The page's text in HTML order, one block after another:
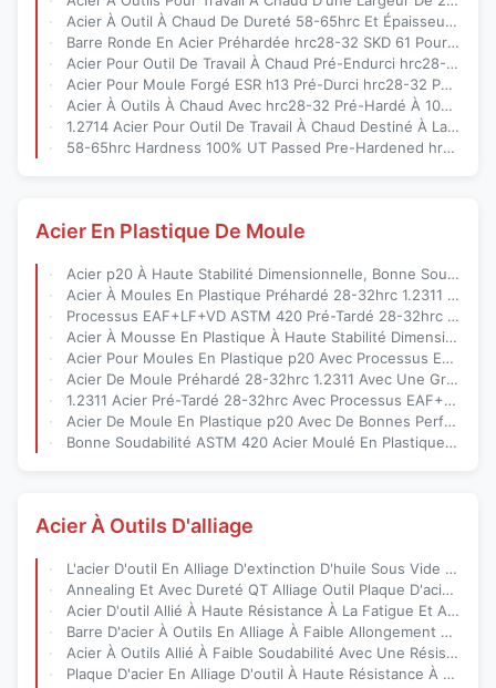
Acier À Outil À Chaud De Dureté 58-65hrc Et Épaisseur 20-250 Mm Pour La Production De Moules En Aluminium
Barre Ronde En Acier Préhardée hrc28-32 SKD 61 Pour La Production De Moules En Aluminium D'une Épaisseur De 20 À 250 Mm
Acier Pour Outil De Travail À Chaud Pré-Endurci hrc28-32 1.2714 Avec 100% UT Approuvé Pour La Production De Moules En Aluminium
Acier Pour Moule Forgé ESR h13 Pré-Durci hrc28-32 Pour La Production De Moules En Aluminium Avec Options ESR Ou EAF
Acier À Outils À Chaud Avec hrc28-32 Pré-Hardé À 100% UT Et EAF LF VD ESR Pour Les Applications De Moulage Sous Pression
1.2714 Acier Pour Outil De Travail À Chaud Destiné À La Fabrication De Moules En Aluminium Avec Dureté De Recuit 58-65hrc Et 100% UT D/D
58-65hrc Hardness 100% UT Passed Pre-Hardened hrc28-32 Hot Work Tool Steel For Aluminum Mold Production
Acier En Plastique De Moule
Acier p20 À Haute Stabilité Dimensionnelle, Bonne Soudabilité Et Préhardé 28-32hrc Pour La Fabrication De Moules De Précision
Acier À Moules En Plastique Préhardé 28-32hrc 1.2311 Avec Une Bonne Soudabilité Et Une Grande Stabilité Dimensionnelle Pour Les Moules Par Injection
Processus EAF+LF+VD ASTM 420 Pré-Tardé 28-32hrc Acier À Mousse Plastique Pour Outillage De Moules Par Injection
Acier À Mousse En Plastique À Haute Stabilité Dimensionnelle Avec De Bonnes Performances D'usinage Produit Par Le Procédé EAF+LF+VD+ESR Pour Les Applications À Base De Moule
Acier Pour Moules En Plastique p20 Avec Processus EAF+LF+VD+ESR Prédurci 28-32 HRC Pour De Bonnes Performances D'usinage
Acier De Moule Préhardé 28-32hrc 1.2311 Avec Une Grande Stabilité Dimensionnelle Et Une Excellente Soudabilité Pour Les Moules En Plastique
1.2311 Acier Pré-Tardé 28-32hrc Avec Processus EAF+LF+VD Pour Une Grande Stabilité Dimensionnelle Dans La Fabrication De Moules De Précision
Acier De Moule En Plastique p20 Avec De Bonnes Performances D'usinage, Ténacité Et Résistance À La Corrosion Supérieures
Bonne Soudabilité ASTM 420 Acier Moulé En Plastique Avec Technologie De Laminage À Chaud Préhardée 28-32hrc Et EAF+LF+VD
Acier À Outils D'alliage
L'acier D'outil En Alliage D'extinction D'huile Sous Vide Traitement Thermique Avec Une Résistance À La Fatigue Élevée Pour Une Durée De Vie Supérieure De L'outil
Annealing Et Avec Dureté QT Alliage Outil Plaque D'acier À Haute Résistance Aux Chocs Et Résistance À L'usure Pour Les Applications Industrielles
Acier D'outil Allié À Haute Résistance À La Fatigue Et Au Recuit Et À Dureté QT Pour Une Faible Allongation Dans Les Outils Industriels
Barre D'acier À Outils En Alliage À Faible Allongement Avec Une Résistance À L'impact Et Une Résistance À L'usure Élevées Pour Les Applications Lourdes
Acier À Outils Allié À Faible Soudabilité Avec Une Résistance Élevée À L'usure Et Une Résistance Élevée À La Fatigue Pour L'outillage De Précision
Plaque D'acier En Alliage D'outil À Haute Résistance À L'usure, Haute Ténacité Et Haute Résistance Au Rendement Pour Les Applications Industrielles